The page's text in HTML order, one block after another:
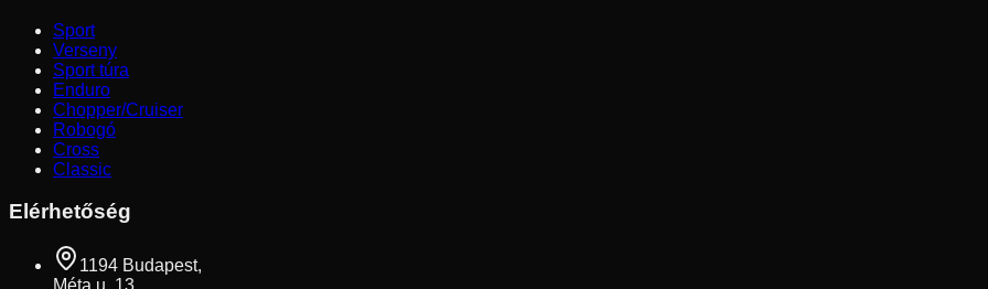
Sport
Verseny
Sport túra
Enduro
Chopper/Cruiser
Robogó
Cross
Classic
Elérhetőség
1194 Budapest,
Méta u. 13.